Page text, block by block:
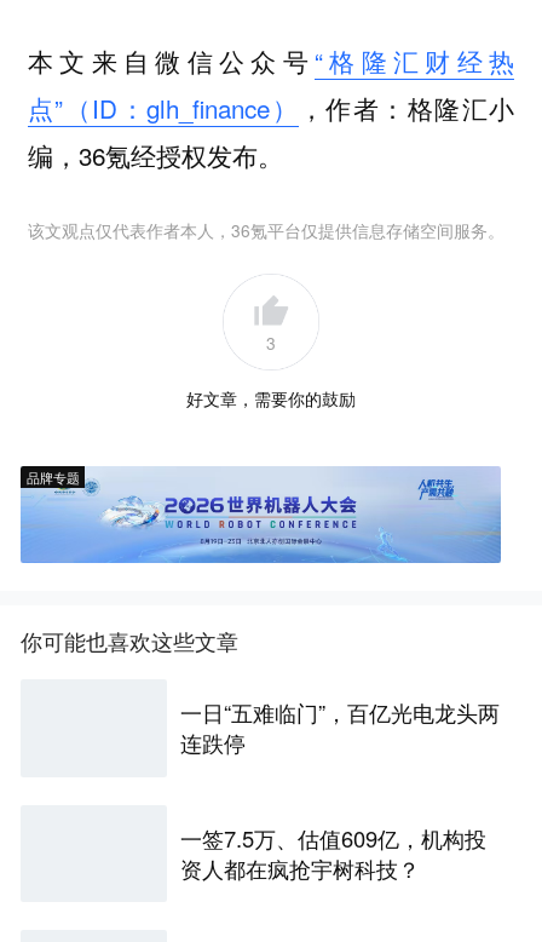
本文来自微信公众号 “格隆汇财经热
点”（ID：glh_finance）
，作者：格隆汇小
编，36氪经授权发布。
该文观点仅代表作者本人，36氪平台仅提供信息存储空间服务。
3
好文章，需要你的鼓励
品牌专题
你可能也喜欢这些文章
一日“五难临门”，百亿光电龙头两
连跌停
一签7.5万、估值609亿，机构投
资人都在疯抢宇树科技？